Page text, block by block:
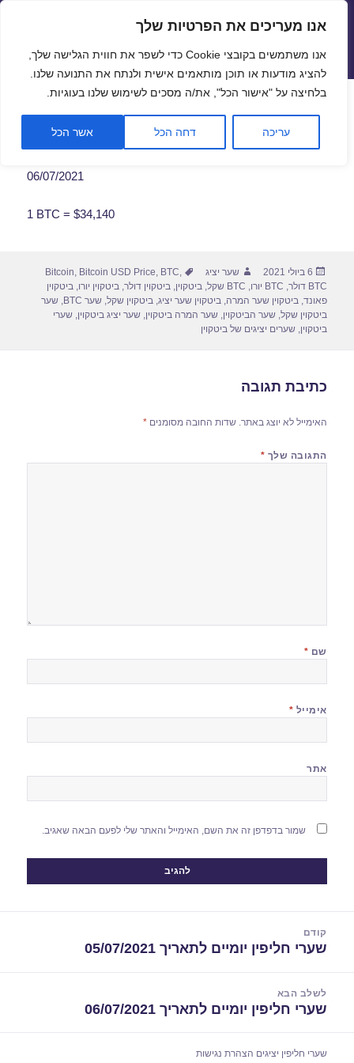
פתח
אנו מעריכים את הפרטיות שלך
אנו משתמשים בקובצי Cookie כדי לשפר את חווית הגלישה שלך,
להציג מודעות או תוכן מותאמים אישית ולנתח את התנועה שלנו.
בלחיצה על "אישור הכל", את/ה מסכים לשימוש שלנו בעוגיות.
עריכה דחה הכל אשר הכל
שערי חליפין יציגים – שער יציג
תפריטים
ווידג'טים
שער ביטקוין לתאריך 06/07/2021
06/07/2021
1 BTC = $34,140
פורסם
בתאריך
6 ביולי 2021 מחבר
שער יציג תגיות Bitcoin, Bitcoin USD Price, BTC,
BTC דולר
, BTC יורו , BTC שקל ,ביטקוין,ביטקוין דולר,ביטקוין יורו,ביטקוין
פאונד,ביטקוין שער המרה,ביטקוין שער יציג,ביטקוין שקל,שער BTC ,שער
ביטקוין שקל,שער הביטקוין,שער המרה ביטקוין,שער יציג ביטקוין,שערי
ביטקוין,שערים יציגים של ביטקוין
כתיבת תגובה
האימייל לא יוצג באתר. שדות החובה מסומנים*
התגובה שלך *
שם *
אימייל *
אתר
שמור בדפדפן זה את השם, האימייל והאתר שלי לפעם הבאה שאגיב.
קודם
הפוסט
שערי חליפין יומיים לתאריך 05/07/2021
לשלב הבא
הפוסט
שערי חליפין יומיים לתאריך 06/07/2021
שערי חליפין יציגים הצהרת נגישות